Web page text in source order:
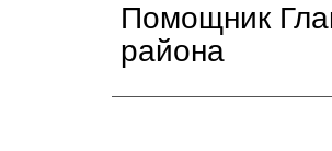
Помощник
района